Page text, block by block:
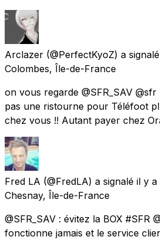
Arclazer (@PerfectKyoZ) a signalé
Colombes, Île-de-France
on vous regarde @SFR_SAV
pas une ristourne pour Téléfoot
chez vous !! Autant payer chez
Fred LA (@FredLA) a signalé il y a
Chesnay, Île-de-France
@SFR_SAV : évitez la BOX #SFR
fonctionne jamais et le service